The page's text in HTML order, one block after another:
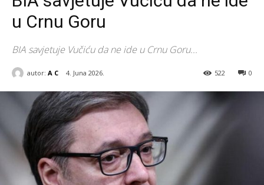
u Crnu Goru
BIA savjetuje Vučiću da ne ide u Crnu Goru...
autor: A C 4. Juna 2026. 0
522